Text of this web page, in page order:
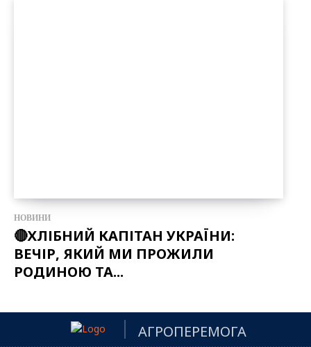
НОВИНИ
🔴ХЛІБНИЙ КАПІТАН УКРАЇНИ:
ВЕЧІР, ЯКИЙ МИ ПРОЖИЛИ
РОДИНОЮ ТА...
АГРОПЕРЕМОГА